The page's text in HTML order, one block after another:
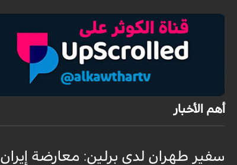
أهم الأخبار
سفير طهران لدى برلين: معارضة إيران